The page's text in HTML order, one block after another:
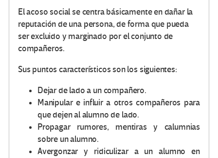
El acoso social se centra básicamente en dañar la
reputación de una persona, de forma que pueda
ser excluido y marginado por el conjunto de
compañeros.
Sus puntos característicos son los siguientes:
Dejar de lado a un compañero.
Manipular e influir a otros compañeros para
que dejen al alumno de lado.
Propagar rumores, mentiras y calumnias
sobre un alumno.
Avergonzar y ridiculizar a un alumno en